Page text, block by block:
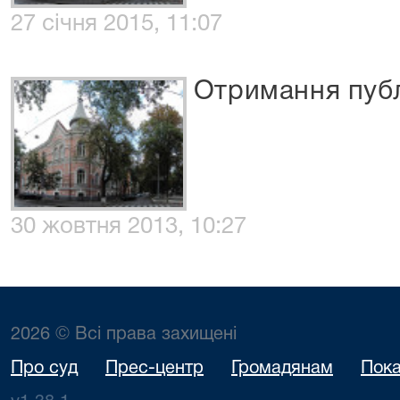
27 січня 2015, 11:07
Отримання
30 жовтня 2013, 10:27
2026 © Всі права захищені
Про суд Прес-центр Громадянам